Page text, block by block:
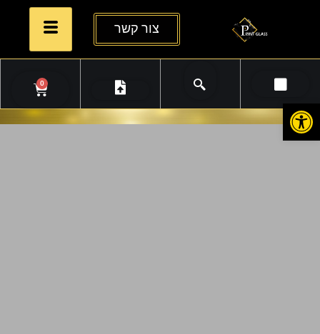
פתח סרגל נגישות
צור קשר
0